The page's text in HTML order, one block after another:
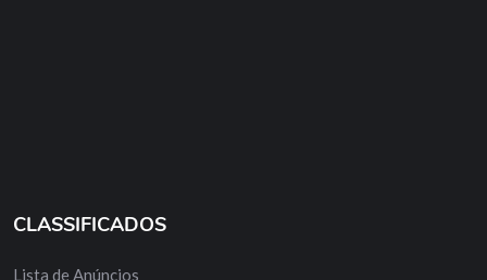
CLASSIFICADOS
Lista de Anúncios